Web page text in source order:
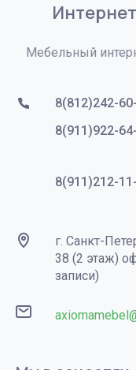
Мебельный
8(812)242-
8(911)922-
8(911)212-
г. Санкт-
38 (2 этаж)
записи)